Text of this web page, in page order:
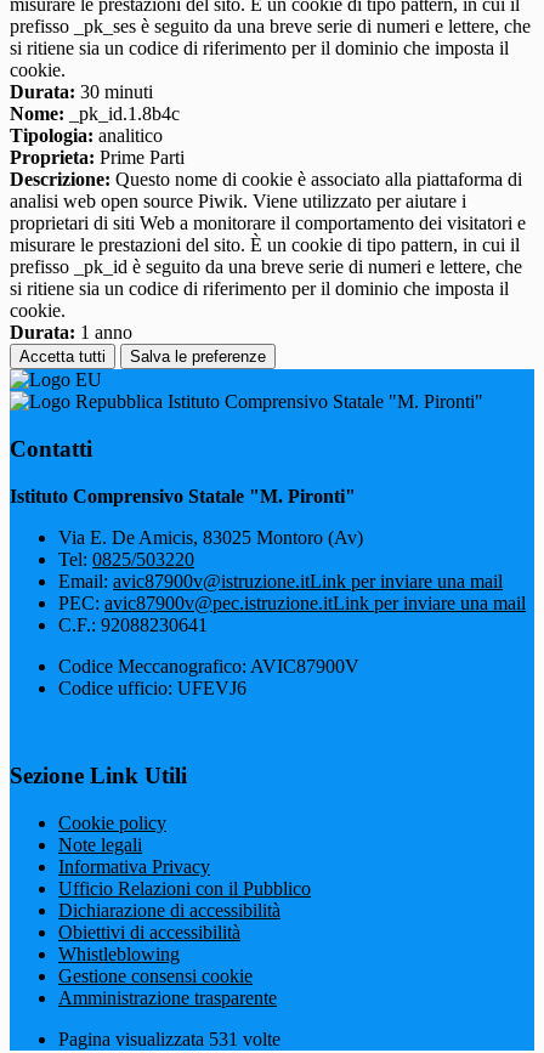
misurare le prestazioni del sito. È un cookie di tipo pattern, in cui il
prefisso _pk_ses è seguito da una breve serie di numeri e lettere, che
si ritiene sia un codice di riferimento per il dominio che imposta il
cookie.
Durata: 30 minuti
Nome: _pk_id.1.8b4c
Tipologia: analitico
Proprieta: Prime Parti
Descrizione: Questo nome di cookie è associato alla piattaforma di
analisi web open source Piwik. Viene utilizzato per aiutare i
proprietari di siti Web a monitorare il comportamento dei visitatori e
misurare le prestazioni del sito. È un cookie di tipo pattern, in cui il
prefisso _pk_id è seguito da una breve serie di numeri e lettere, che
si ritiene sia un codice di riferimento per il dominio che imposta il
cookie.
Durata: 1 anno
Accetta tutti Salva le preferenze
Istituto Comprensivo Statale "M. Pironti"
Contatti
Istituto Comprensivo Statale "M. Pironti"
Via E. De Amicis, 83025 Montoro (Av)
Tel: 0825/503220
Email: avic87900v@istruzione.itLink per inviare una mail
PEC: avic87900v@pec.istruzione.itLink per inviare una mail
C.F.: 92088230641
Codice Meccanografico: AVIC87900V
Codice ufficio: UFEVJ6
Sezione Link Utili
Cookie policy
Note legali
Informativa Privacy
Ufficio Relazioni con il Pubblico
Dichiarazione di accessibilità
Obiettivi di accessibilità
Whistleblowing
Gestione consensi cookie
Amministrazione trasparente
Pagina visualizzata 531 volte